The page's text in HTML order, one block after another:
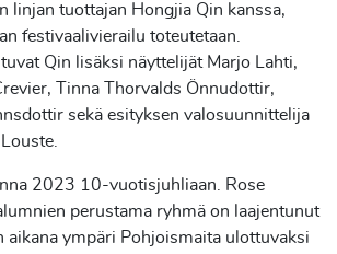
linjan tuottajan Hongjia Qin kanssa,
festivaalivierailu toteutetaan.
Qin lisäksi näyttelijät Marjo Lahti,
Tinna Thorvalds Önnudottir,
sekä esityksen valosuunnittelija
2023 10-vuotisjuhliaan. Rose
perustama ryhmä on laajentunut
aikana ympäri Pohjoismaita ulottuvaksi